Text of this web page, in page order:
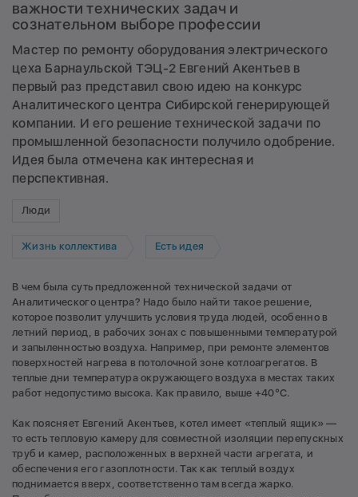
важности технических задач и
сознательном выборе профессии
Мастер по ремонту оборудования электрического
цеха Барнаульской ТЭЦ-2 Евгений Акентьев в
первый раз представил свою идею на конкурс
Аналитического центра Сибирской генерирующей
компании. И его решение технической задачи по
промышленной безопасности получило одобрение.
Идея была отмечена как интересная и
перспективная.
Люди
Жизнь коллектива Есть идея
В чем была суть предложенной технической задачи от
Аналитического центра? Надо было найти такое решение,
которое позволит улучшить условия труда людей, особенно в
летний период, в рабочих зонах с повышенными температурой
и запыленностью воздуха. Например, при ремонте элементов
поверхностей нагрева в потолочной зоне котлоагрегатов. В
теплые дни температура окружающего воздуха в местах таких
работ недопустимо высока. Как правило, выше +40°С.
Как поясняет Евгений Акентьев, котел имеет «теплый ящик» —
то есть тепловую камеру для совместной изоляции перепускных
труб и камер, расположенных в верхней части агрегата, и
обеспечения его газоплотности. Так как теплый воздух
поднимается вверх, соответственно там всегда жарко.